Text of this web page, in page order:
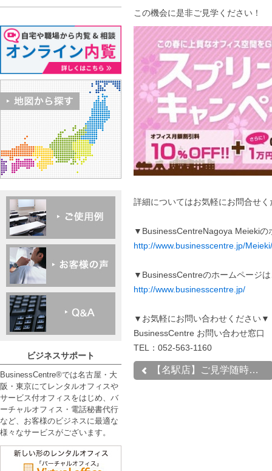
この機会に是非ご見学ください！
詳細についてはお気軽にお問合せく
▼BusinessCentreNagoya Meieki
http://www.businesscentre.jp/Meieki/
▼BusinessCentreのホームページ
http://www.businesscentre.jp/
▼お気軽にお問い合わせください▼
BusinessCentre お問い合わせ窓口
TEL：052-563-1160
【名駅店】ご見学随時受付...
ビジネスサポート
BusinessCentre®では名古屋・大
阪・東京にてレンタルオフィスや
サービス付オフィスをはじめ、バ
ーチャルオフィス・電話秘書代行
など、お客様のビジネスに最適な
様々なサービスがございます。